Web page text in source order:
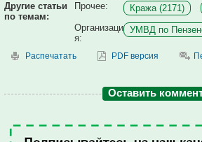
Другие статьи
по темам:
Прочее: Кража (2171)
Организаци
я:
УМВД по
Распечатать PDF версия
Оставить